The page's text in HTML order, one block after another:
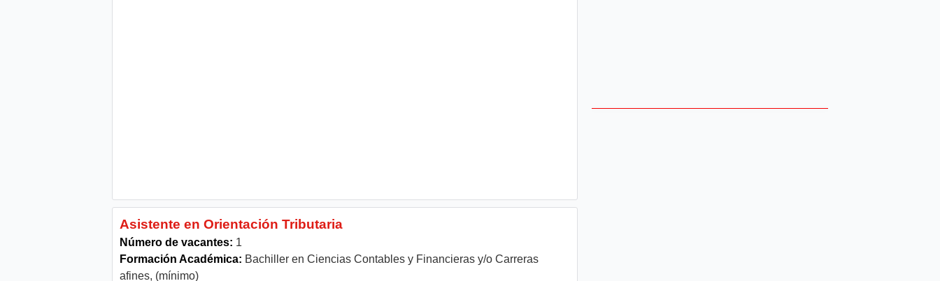
Asistente en Orientación Tributaria
Número de vacantes: 1
Formación Académica: Bachiller en Ciencias Contables y Financieras y/o Carreras
afines, (mínimo)